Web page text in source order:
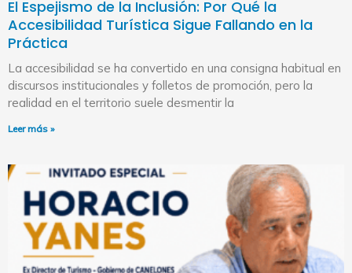
El Espejismo de la Inclusión: Por Qué la
Accesibilidad Turística Sigue Fallando en la
Práctica
La accesibilidad se ha convertido en una consigna habitual en
discursos institucionales y folletos de promoción, pero la
realidad en el territorio suele desmentir la
Leer más »